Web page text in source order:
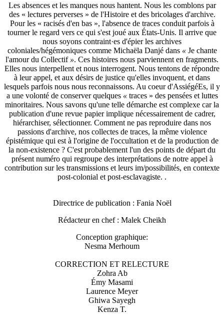
Les absences et les manques nous hantent. Nous les comblons par
des « lectures perverses » de l'Histoire et des bricolages d'archive.
Pour les « racisés d'en bas », l'absence de traces conduit parfois à
tourner le regard vers ce qui s'est joué aux États-Unis. Il arrive que
nous soyons contraint·es d'épier les archives
coloniales/hégémoniques comme Michaëla Danjé dans « Je chante
l'amour du Collectif ». Ces histoires nous parviennent en fragments.
Elles nous interpellent et nous interrogent. Nous tentons de répondre
à leur appel, et aux désirs de justice qu'elles invoquent, et dans
lesquels parfois nous nous reconnaissons. Au coeur d'AssiégéEs, il y
a une volonté de conserver quelques « traces » des pensées et luttes
minoritaires. Nous savons qu'une telle démarche est complexe car la
publication d'une revue papier implique nécessairement de cadrer,
hiérarchiser, sélectionner. Comment ne pas reproduire dans nos
passions d'archive, nos collectes de traces, la même violence
épistémique qui est à l'origine de l'occultation et de la production de
la non-existence ? C'est probablement l'un des points de départ du
présent numéro qui regroupe des interprétations de notre appel à
contribution sur les transmissions et leurs im/possibilités, en contexte
post-colonial et post-esclavagiste. .
Directrice de publication : Fania Noël
Rédacteur en chef : Malek Cheikh
Conception graphique:
Nesma Merhoum
CORRECTION ET RELECTURE
Zohra Ab
Émy Masami
Laurence Meyer
Ghiwa Sayegh
Kenza T.